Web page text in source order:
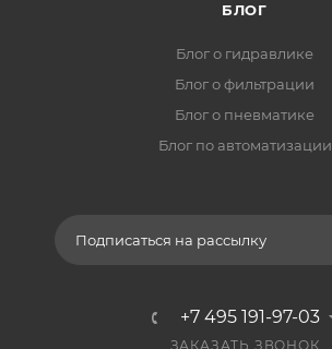
БЛОГ
Блог о гидравлике
Блог о фильтрации
Блог о пневматике
Блог по автоматизации
Подписаться на рассылку
+7 495 191-97-03
ЗАКАЗАТЬ ЗВОНОК